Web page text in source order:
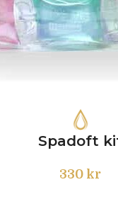
Spadoft
330 kr